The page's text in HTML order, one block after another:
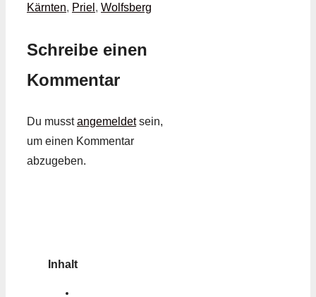
Kärnten, Priel , Wolfsberg
Schreibe einen
Kommentar
Du musstangemeldetsein,
um einen Kommentar
abzugeben.
Inhalt